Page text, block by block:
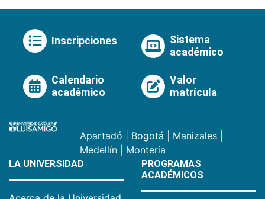
Inscripciones
Sistema
académico
Calendario
académico
Valor
matrícula
Apartadó Bogotá Manizales
Medellín
Montería
LA UNIVERSIDAD
PROGRAMAS
ACADÉMICOS